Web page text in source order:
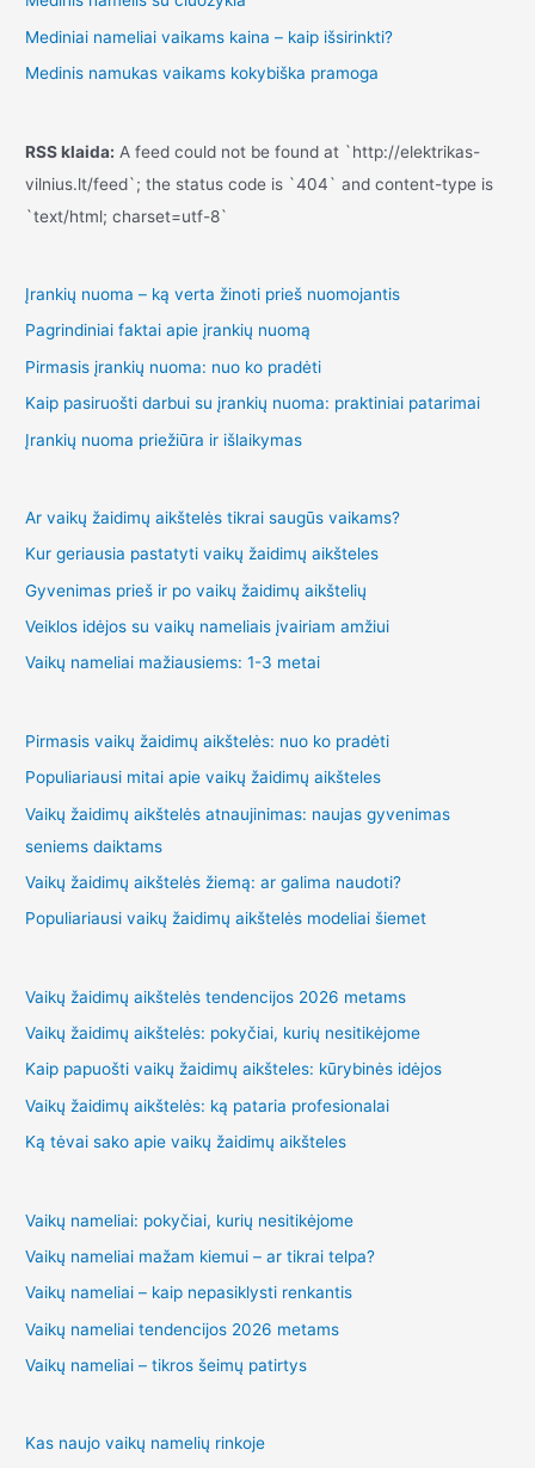
Mediniai nameliai vaikams kaina – kaip išsirinkti?
Medinis namukas vaikams kokybiška pramoga
RSS klaida: A feed could not be found at `http://elektrikas-
vilnius.lt/feed`; the status code is `404` and content-type is
`text/html; charset=utf-8`
Įrankių nuoma – ką verta žinoti prieš nuomojantis
Pagrindiniai faktai apie įrankių nuomą
Pirmasis įrankių nuoma: nuo ko pradėti
Kaip pasiruošti darbui su įrankių nuoma: praktiniai patarimai
Įrankių nuoma priežiūra ir išlaikymas
Ar vaikų žaidimų aikštelės tikrai saugūs vaikams?
Kur geriausia pastatyti vaikų žaidimų aikšteles
Gyvenimas prieš ir po vaikų žaidimų aikštelių
Veiklos idėjos su vaikų nameliais įvairiam amžiui
Vaikų nameliai mažiausiems: 1-3 metai
Pirmasis vaikų žaidimų aikštelės: nuo ko pradėti
Populiariausi mitai apie vaikų žaidimų aikšteles
Vaikų žaidimų aikštelės atnaujinimas: naujas gyvenimas
seniems daiktams
Vaikų žaidimų aikštelės žiemą: ar galima naudoti?
Populiariausi vaikų žaidimų aikštelės modeliai šiemet
Vaikų žaidimų aikštelės tendencijos 2026 metams
Vaikų žaidimų aikštelės: pokyčiai, kurių nesitikėjome
Kaip papuošti vaikų žaidimų aikšteles: kūrybinės idėjos
Vaikų žaidimų aikštelės: ką pataria profesionalai
Ką tėvai sako apie vaikų žaidimų aikšteles
Vaikų nameliai: pokyčiai, kurių nesitikėjome
Vaikų nameliai mažam kiemui – ar tikrai telpa?
Vaikų nameliai – kaip nepasiklysti renkantis
Vaikų nameliai tendencijos 2026 metams
Vaikų nameliai – tikros šeimų patirtys
Kas naujo vaikų namelių rinkoje